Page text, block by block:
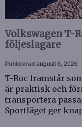
Volkswagen T-
följeslagare
Publicerad augusti 6, 2026
T-Roc framstår
är praktisk och
transportera
Sportläget ger